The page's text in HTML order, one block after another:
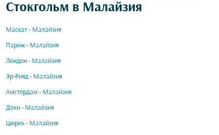
Стокгольм в Малайзия
Маскат - Малайзия
Париж - Малайзия
Лондон - Малайзия
Эр-Рияд - Малайзия
Амстердам - Малайзия
Дохи - Малайзия
Цюрих - Малайзия